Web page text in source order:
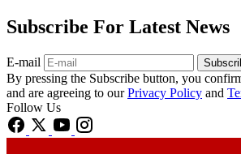
Subscribe For Latest News
E-mail
By pressing the Subscribe button, you
and are agreeing to ourPrivacy Policy and
Follow Us